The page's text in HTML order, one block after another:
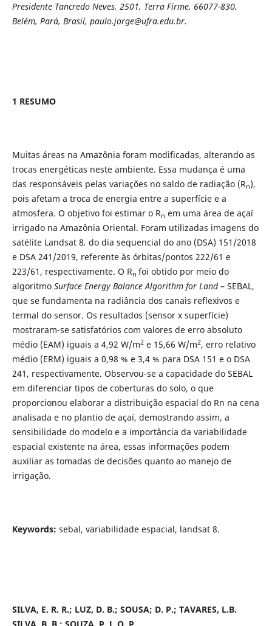
Presidente Tancredo Neves, 2501, Terra Firme, 66077-830,
Belém, Pará, Brasil, paulo.jorge@ufra.edu.br.
1 RESUMO
Muitas áreas na Amazônia foram modificadas, alterando as
trocas energéticas neste ambiente. Essa mudança é uma
das responsáveis pelas variações no saldo de radiação (Rn),
pois afetam a troca de energia entre a superfície e a
atmosfera. O objetivo foi estimar o Rn em uma área de açaí
irrigado na Amazônia Oriental. Foram utilizadas imagens do
satélite Landsat 8, do dia sequencial do ano (DSA) 151/2018
e DSA 241/2019, referente às órbitas/pontos 222/61 e
223/61, respectivamente. O Rn foi obtido por meio do
algoritmo Surface Energy Balance Algorithm for Land– SEBAL,
que se fundamenta na radiância dos canais reflexivos e
termal do sensor. Os resultados (sensor x superfície)
mostraram-se satisfatórios com valores de erro absoluto
médio (EAM) iguais a 4,92 W/m2e 15,66 W/m2, erro relativo
médio (ERM) iguais a 0,98 % e 3,4 % para DSA 151 e o DSA
241, respectivamente. Observou-se a capacidade do SEBAL
em diferenciar tipos de coberturas do solo, o que
proporcionou elaborar a distribuição espacial do Rn na cena
analisada e no plantio de açaí, demostrando assim, a
sensibilidade do modelo e a importância da variabilidade
espacial existente na área, essas informações podem
auxiliar as tomadas de decisões quanto ao manejo de
irrigação.
Keywords: sebal, variabilidade espacial, landsat 8.
SILVA, E. R. R.; LUZ, D. B.; SOUSA; D. P.; TAVARES, L.B.